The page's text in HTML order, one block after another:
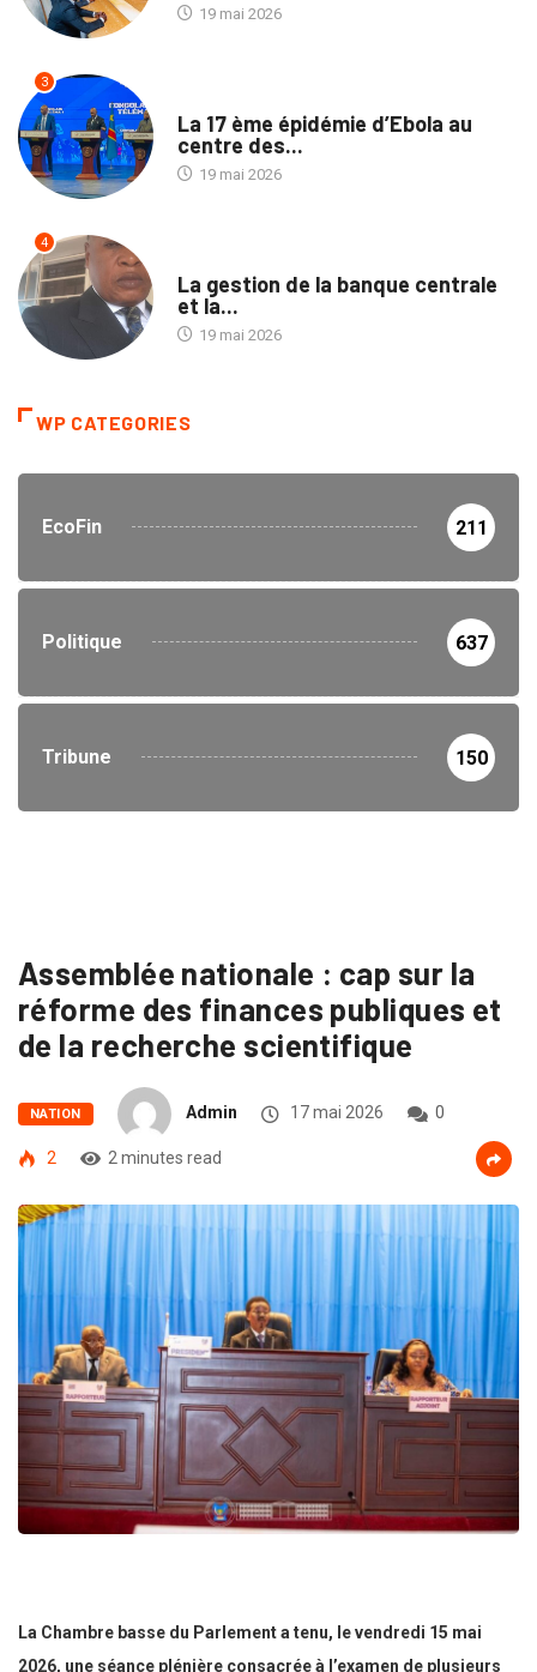
19 mai 2026
3
La 17 ème épidémie d’Ebola au
centre des...
19 mai 2026
4
La gestion de la banque centrale
et la...
19 mai 2026
WP CATEGORIES
EcoFin 211
Politique 637
Tribune 150
Assemblée nationale : cap sur la
réforme des finances publiques et
de la recherche scientifique
NATION Admin 17 mai 2026 0
2 2 minutes read
La Chambre basse du Parlement a tenu, le vendredi 15 mai
2026, une séance plénière consacrée à l’examen de plusieurs